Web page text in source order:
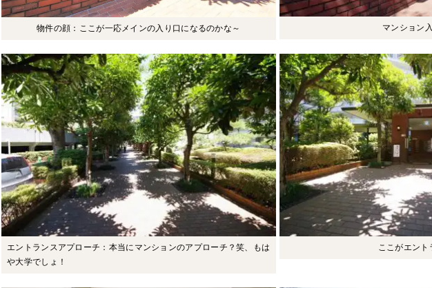
物件の顔：ここが一応メインの入り口になるのかな～ マンション
エントランスアプローチ：本当にマンションのアプローチ？笑、もは
や大学でしょ！
ここがエント